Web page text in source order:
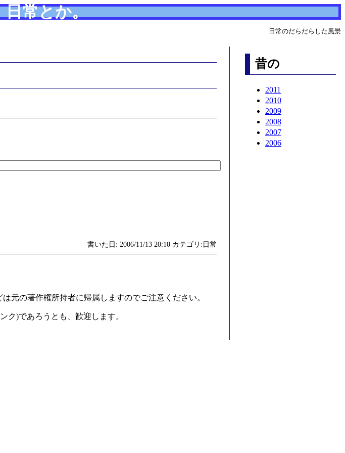
日常とか。
日常のだらだらした風景
昔の
2011
2010
2009
2008
2007
2006
書いた日: 2006/11/13 20:10 カテゴリ:日常
元の著作権所持者に帰属しますのでご注意ください。
ク)であろうとも、歓迎します。